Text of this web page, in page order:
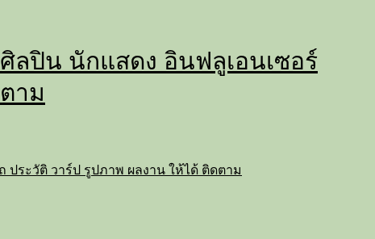
ลปิน นักแสดง อินฟลูเอนเซอร์
าม
ประวัติ วาร์ป รูปภาพ ผลงาน ให้ได้ ติดตาม